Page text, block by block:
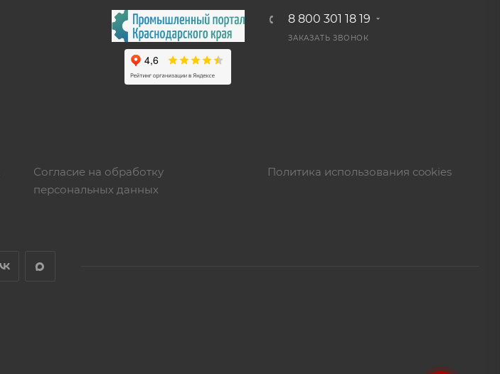
8 800 301 18 19
ЗАКАЗАТЬ ЗВОНОК
Согласие на обработку
персональных данных
Политика использования cookies